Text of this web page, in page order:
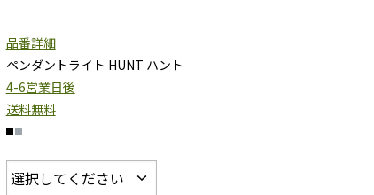
品番詳細
ペンダントライト HUNT ハント
4-6営業日後
送料無料